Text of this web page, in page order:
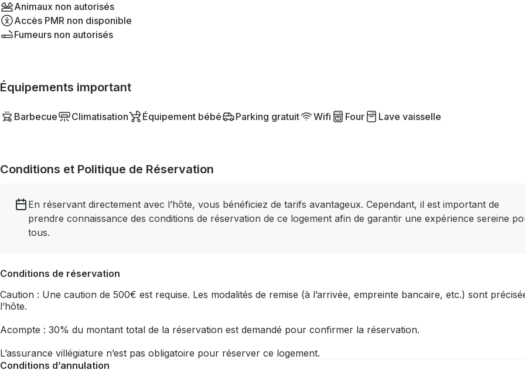
Animaux non autorisés
Accès PMR non disponible
Fumeurs non autorisés
Équipements important
Barbecue Climatisation Équipement bébé Parking gratuit Wifi Four Lave vaisselle
Conditions et Politique de Réservation
En réservant directement avec l’hôte, vous bénéficiez de tarifs avantageux. Cependant, il est important de
prendre connaissance des conditions de réservation de ce logement afin de garantir une expérience sereine
tous.
Conditions de réservation
Caution : Une caution de 500€ est requise. Les modalités de remise (à l’arrivée, empreinte bancaire, etc.) sont
l’hôte.
Acompte : 30% du montant total de la réservation est demandé pour confirmer la réservation.
L’assurance villégiature n’est pas obligatoire pour réserver ce logement.
Conditions d’annulation